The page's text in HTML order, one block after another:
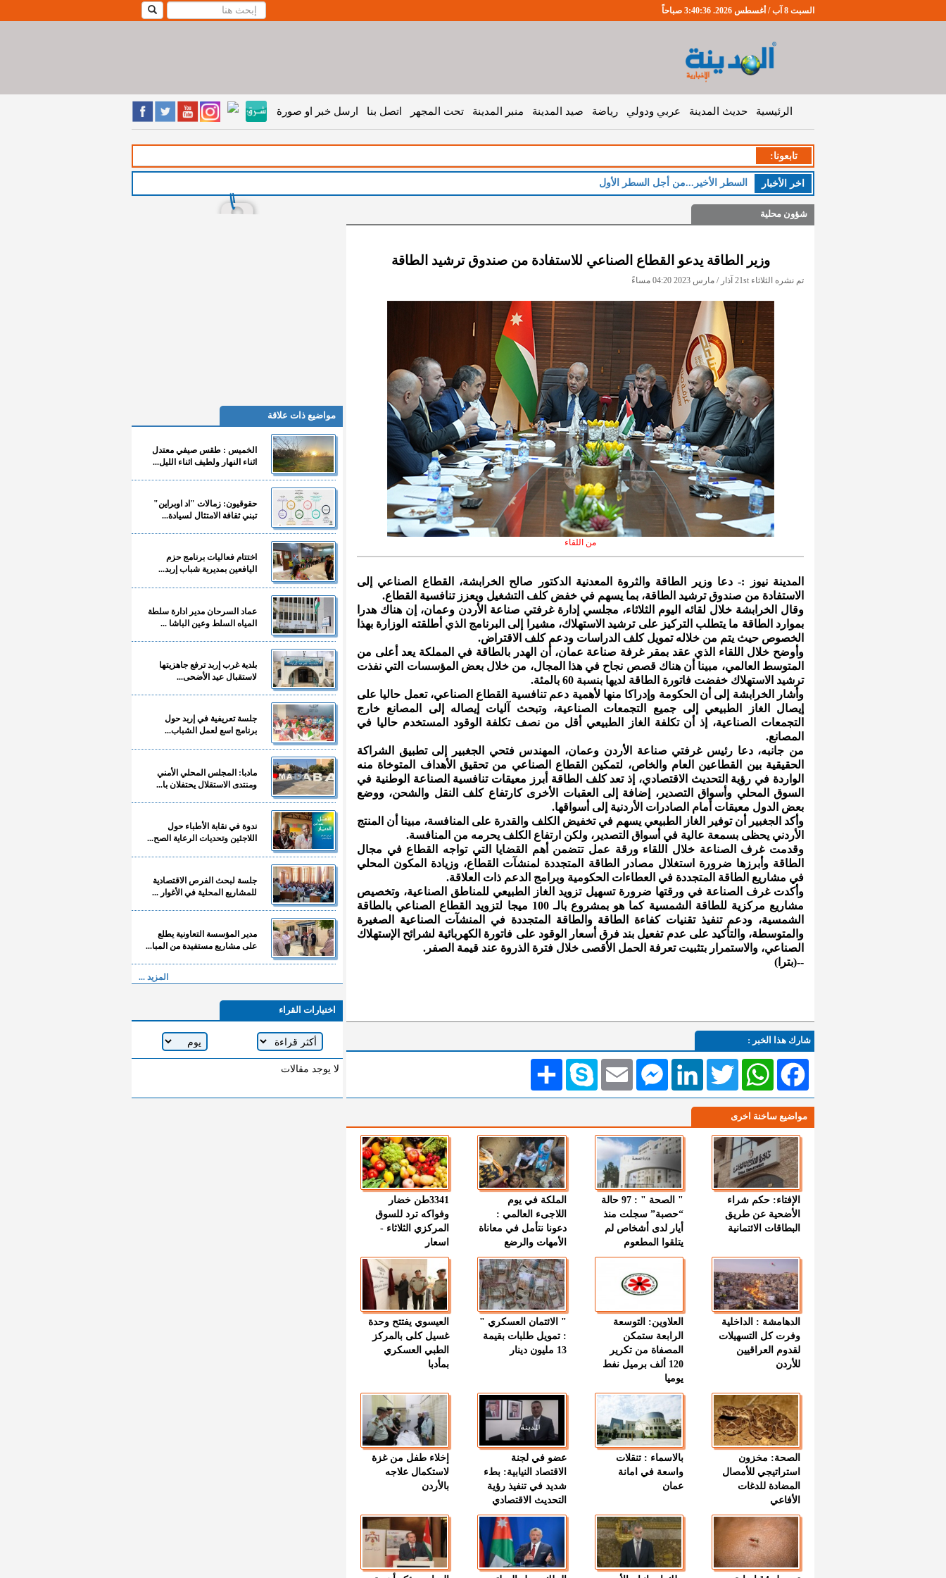
السبت 8 آب / أغسطس 2026. 3:40:37 صباحاً
الرئيسية حديث المدينة عربي ودولي رياضة صيد المدينة منبر المدينة تحت المجهر اتصل بنا ارسل خبر او صورة
تابعونا:
اخر اﻷخبار
شؤون محلية
وزير الطاقة يدعو القطاع الصناعي للاستفادة من صندوق ترشيد الطاقة
تم نشره الثلاثاء 21st آذار / مارس 2023 04:20 مساءً
من اللقاء
المدينة نيوز :- دعا وزير الطاقة والثروة المعدنية الدكتور صالح الخرابشة، القطاع الصناعي إلى
الاستفادة من صندوق ترشيد الطاقة، بما يسهم في خفض كلف التشغيل ويعزز تنافسية القطاع.
وقال الخرابشة خلال لقائه اليوم الثلاثاء، مجلسي إدارة غرفتي صناعة الأردن وعمان، إن هناك هدرا
بموارد الطاقة ما يتطلب التركيز على ترشيد الاستهلاك، مشيرا إلى البرنامج الذي أطلقته الوزارة بهذا
الخصوص حيث يتم من خلاله تمويل كلف الدراسات ودعم كلف الاقتراض.
وأوضح خلال اللقاء الذي عقد بمقر غرفة صناعة عمان، أن الهدر بالطاقة في المملكة يعد أعلى من
المتوسط العالمي، مبينا أن هناك قصص نجاح في هذا المجال، من خلال بعض المؤسسات التي نفذت
ترشيد الاستهلاك خفضت فاتورة الطاقة لديها بنسبة 60 بالمئة.
وأشار الخرابشة إلى أن الحكومة وإدراكا منها لأهمية دعم تنافسية القطاع الصناعي، تعمل حاليا على
إيصال الغاز الطبيعي إلى جميع التجمعات الصناعية، وتبحث آليات إيصاله إلى المصانع خارج
التجمعات الصناعية، إذ أن تكلفة الغاز الطبيعي أقل من نصف تكلفة الوقود المستخدم حاليا في
المصانع.
من جانبه، دعا رئيس غرفتي صناعة الأردن وعمان، المهندس فتحي الجغبير إلى تطبيق الشراكة
الحقيقية بين القطاعين العام والخاص، لتمكين القطاع الصناعي من تحقيق الأهداف المتوخاة منه
الواردة في رؤية التحديث الاقتصادي، إذ تعد كلف الطاقة أبرز معيقات تنافسية الصناعة الوطنية في
السوق المحلي وأسواق التصدير، إضافة إلى العقبات الأخرى كارتفاع كلف النقل والشحن، ووضع
بعض الدول معيقات أمام الصادرات الأردنية إلى أسواقها.
وأكد الجغبير أن توفير الغاز الطبيعي يسهم في تخفيض الكلف والقدرة على المنافسة، مبينا أن المنتج
الأردني يحظى بسمعة عالية في أسواق التصدير، ولكن ارتفاع الكلف يحرمه من المنافسة.
وقدمت غرف الصناعة خلال اللقاء ورقة عمل تتضمن أهم القضايا التي تواجه القطاع في مجال
الطاقة وأبرزها ضرورة استغلال مصادر الطاقة المتجددة لمنشآت القطاع، وزيادة المكون المحلي
في مشاريع الطاقة المتجددة في العطاءات الحكومية وبرامج الدعم ذات العلاقة.
وأكدت غرف الصناعة في ورقتها ضرورة تسهيل تزويد الغاز الطبيعي للمناطق الصناعية، وتخصيص
مشاريع مركزية للطاقة الشمسية كما هو بمشروع بالـ 100 ميجا لتزويد القطاع الصناعي بالطاقة
الشمسية، ودعم تنفيذ تقنيات كفاءة الطاقة والطاقة المتجددة في المنشآت الصناعية الصغيرة
والمتوسطة، والتأكيد على عدم تفعيل بند فرق أسعار الوقود على فاتورة الكهربائية لشرائح الإستهلاك
الصناعي، والاستمرار بتثبيت تعرفة الحمل الأقصى خلال فترة الذروة عند قيمة الصفر.
--(بترا)
شارك هذا الخبر :
انشر Skype EmailMessengerLinkedIn TwitterWhatsAppFacebook
مواضيع ساخنة اخرى
الإفتاء: حكم شراء
الأضحية عن طريق
البطاقات الائتمانية
" الصحة " : 97 حالة
“حصبة” سجلت منذ
أيار لدى أشخاص لم
يتلقوا المطعوم
الملكة في يوم
اللاجىء العالمي :
دعونا نتأمل في معاناة
الأمهات والرضع
3341طن خضار
وفواكه ترد للسوق
المركزي الثلاثاء -
اسعار
الدهامشة : الداخلية
وفرت كل التسهيلات
لقدوم العراقيين
للأردن
العلاوين: التوسعة
الرابعة ستمكن
المصفاة من تكرير
120 ألف برميل نفط
يوميا
" الائتمان العسكري "
: تمويل طلبات بقيمة
13 مليون دينار
العيسوي يفتتح وحدة
غسيل كلى بالمركز
الطبي العسكري
بمأدبا
الصحة: مخزون
استراتيجي للأمصال
المضادة للدغات
الأفاعي
بالاسماء : تنقلات
واسعة في امانة
عمان
عضو في لجنة
الاقتصاد النيابية: بطء
شديد في تنفيذ رؤية
التحديث الاقتصادي
إخلاء طفل من غزة
لاستكمال علاجه
بالأردن
مواضيع ذات علاقة
الخميس : طقس صيفي معتدل
اثناء النهار ولطيف اثناء الليل...
حقوقيون: زمالات "اد اوبراين"
تبني ثقافة الامتثال لسيادة...
اختتام فعاليات برنامج حزم
اليافعين بمديرية شباب إربد...
عماد السرحان مدير ادارة سلطة
المياه السلط وعين الباشا ...
بلدية غرب إربد ترفع جاهزيتها
لاستقبال عيد الأضحى...
جلسة تعريفية في إربد حول
برنامج اسع لعمل الشباب...
مادبا: المجلس المحلي الأمني
ومنتدى الاستقلال يحتفلان با...
ندوة في نقابة الأطباء حول
اللاجئين وتحديات الرعاية الصح...
جلسة لبحث الفرص الاقتصادية
للمشاريع المحلية في الأغوار ...
مدير المؤسسة التعاونية يطلع
على مشاريع مستفيدة من المبا...
المزيد ...
اختيارات القراء
لا يوجد مقالات